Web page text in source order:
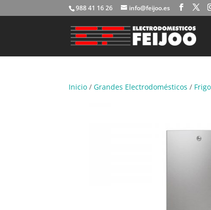
988 41 16 26 info@feijoo.es
Inicio /Grandes Electrodomésticos /